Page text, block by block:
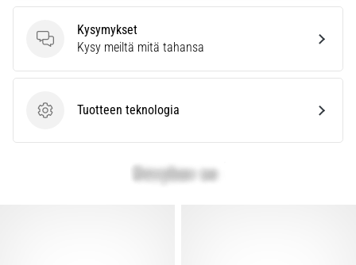
Kysymykset
Kysymykset
Kysy meiltä mitä tahansa
Tuotteen teknologia
Tuotteen teknologia